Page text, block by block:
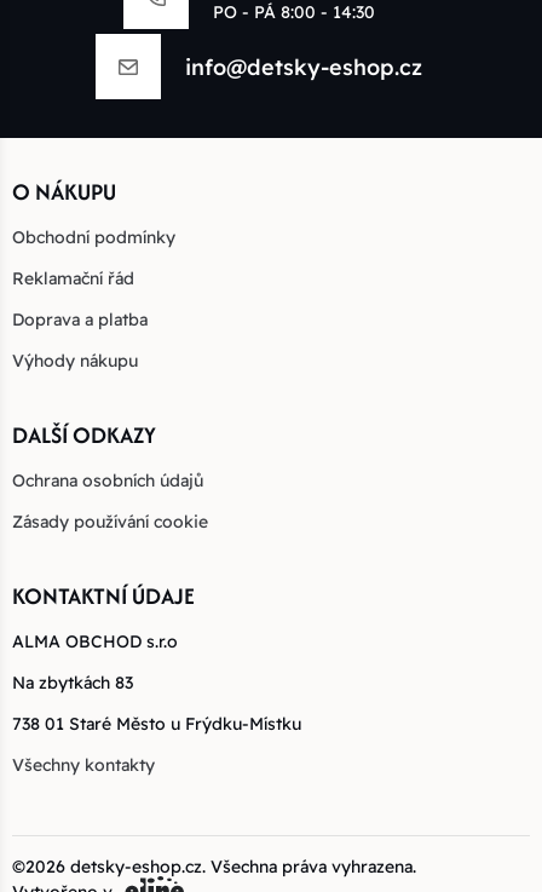
PO - PÁ 8:00 - 14:30
info@detsky-eshop.cz
O NÁKUPU
Obchodní podmínky
Reklamační řád
Doprava a platba
Výhody nákupu
DALŠÍ ODKAZY
Ochrana osobních údajů
Zásady používání cookie
KONTAKTNÍ ÚDAJE
ALMA OBCHOD s.r.o
Na zbytkách 83
738 01 Staré Město u Frýdku-Místku
Všechny kontakty
©2026 detsky-eshop.cz. Všechna práva vyhrazena.